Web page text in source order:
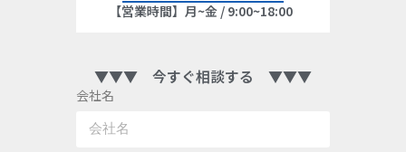
【営業時間】月~金 / 9:00~18:00
▼▼▼ 今すぐ相談する ▼▼▼
会社名